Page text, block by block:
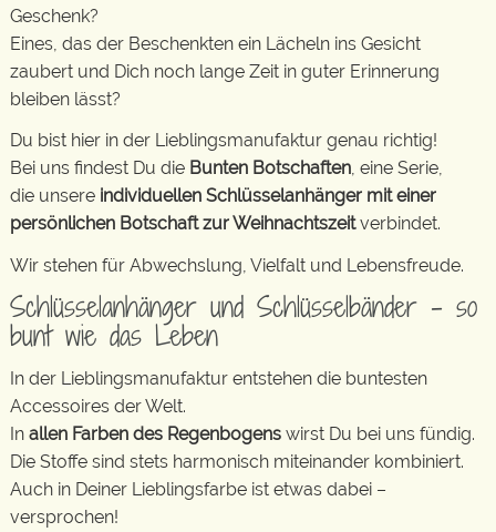
Geschenk?
Eines, das der Beschenkten ein Lächeln ins Gesicht
zaubert und Dich noch lange Zeit in guter Erinnerung
bleiben lässt?
Du bist hier in der Lieblingsmanufaktur genau richtig!
Bei uns findest Du die Bunten Botschaften, eine Serie,
die unsere individuellen Schlüsselanhänger mit einer
persönlichen Botschaft zur Weihnachtszeitverbindet.
Wir stehen für Abwechslung, Vielfalt und Lebensfreude.
Schlüsselanhänger und Schlüsselbänder – so
bunt wie das Leben
In der Lieblingsmanufaktur entstehen die buntesten
Accessoires der Welt.
In allen Farben des Regenbogens wirst Du bei uns fündig.
Die Stoffe sind stets harmonisch miteinander kombiniert.
Auch in Deiner Lieblingsfarbe ist etwas dabei –
versprochen!